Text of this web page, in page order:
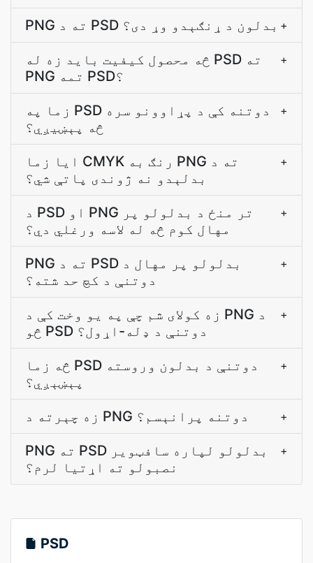
PNG ته د PSD بدلون د ړنګېدو وړ دی؟ +
څه محصول کیفیت باید زه له PSD ته
PNG تمه PSD؟
+
زما په PSD دوتنه کې د پړاوونو سره
څه پېښيږي؟
+
ایا زما CMYK رنګ به PNG ته د
بدلېدو نه ژوندی پاتې شي؟
+
د PSD او PNG تر منځ د بدلولو پر
مهال کوم څه له لاسه ورغلي دي؟
+
PNG ته د PSD بدلولو پر مهال د
دوتنې د کچ حد شته؟
+
زه کولای شم چې په يو وخت کې د PNG د
څو PSD دوتنې د ډله-اړول؟
+
څه زما PSD دوتنې د بدلون وروسته
پېښېږي؟
+
زه چېرته د PNG دوتنه پرانېسم؟ +
PNG ته PSD بدلولو لپاره سافټویر
نصبولو ته اړتیا لرم؟
+
PSD